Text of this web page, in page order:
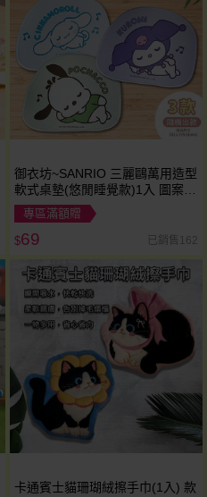
御衣坊~SANRIO 三麗鷗萬用造型
軟式桌墊(悠閒睡覺款)1入 圖案隨
機出貨
專區滿額贈
$69 已銷售162
卡通賓士貓珊瑚絨擦手巾(1入) 款